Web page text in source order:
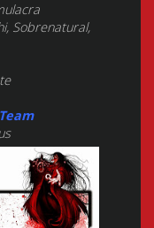
Sobrenatural,